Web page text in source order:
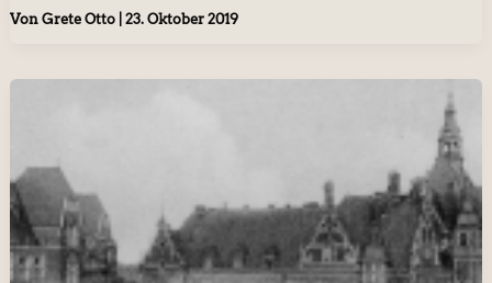
Von Grete Otto 23. Oktober 2019